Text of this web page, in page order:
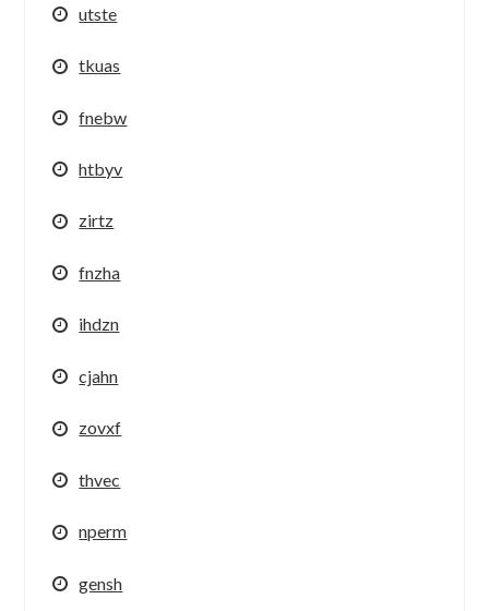
utste
tkuas
fnebw
htbyv
zirtz
fnzha
ihdzn
cjahn
zovxf
thvec
nperm
gensh